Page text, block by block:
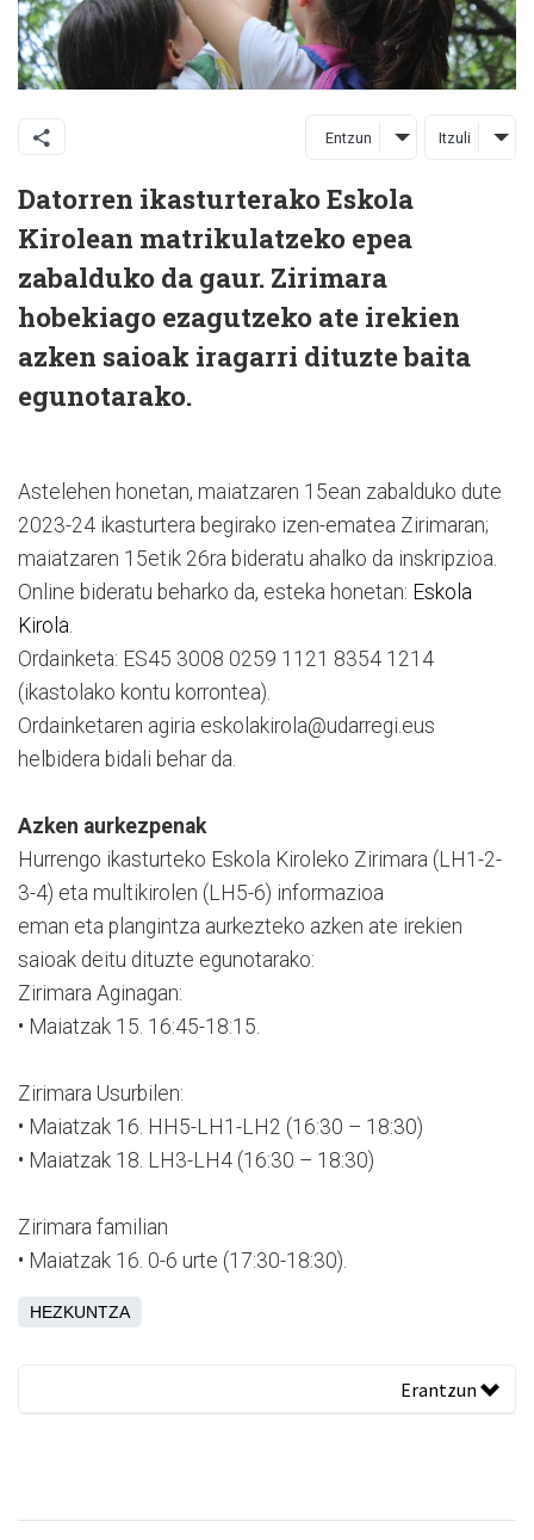
Entzun Itzuli
Datorren ikasturterako Eskola
Kirolean matrikulatzeko epea
zabalduko da gaur. Zirimara
hobekiago ezagutzeko ate irekien
azken saioak iragarri dituzte baita
egunotarako.
Astelehen honetan, maiatzaren 15ean zabalduko dute
2023-24 ikasturtera begirako izen-ematea Zirimaran;
maiatzaren 15etik 26ra bideratu ahalko da inskripzioa.
Online bideratu beharko da, esteka honetan: Eskola
Kirola
Ordainketa: ES45 3008 0259 1121 8354 1214
(ikastolako kontu korrontea).
Ordainketaren agiria eskolakirola@udarregi.eus
helbidera bidali behar da.
Azken aurkezpenak
Hurrengo ikasturteko Eskola Kiroleko Zirimara (LH1-2-
3-4) eta multikirolen (LH5-6) informazioa
eman eta plangintza aurkezteko azken ate irekien
saioak deitu dituzte egunotarako:
Zirimara Aginagan:
• Maiatzak 15. 16:45-18:15.
Zirimara Usurbilen:
• Maiatzak 16. HH5-LH1-LH2 (16:30 – 18:30)
• Maiatzak 18. LH3-LH4 (16:30 – 18:30)
Zirimara familian
• Maiatzak 16. 0-6 urte (17:30-18:30).
HEZKUNTZA
Erantzun